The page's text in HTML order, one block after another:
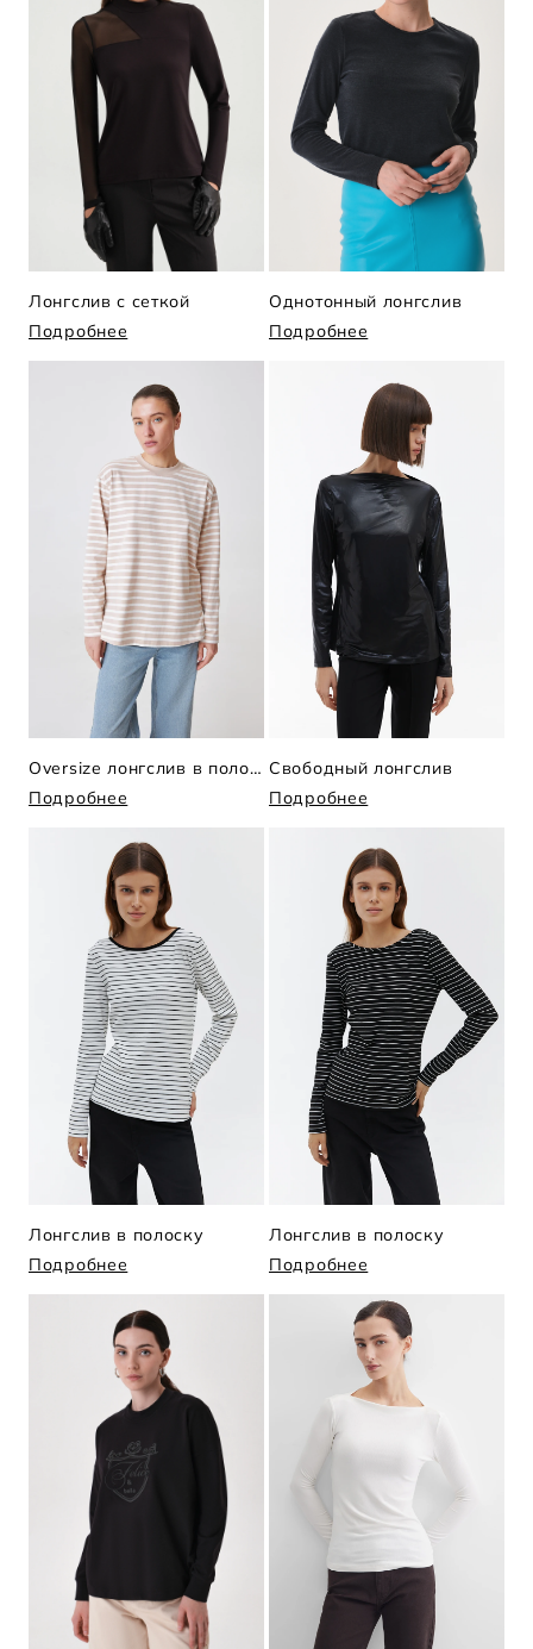
Лонгслив с сеткой
Подробнее
Однотонный лонгслив
Подробнее
Oversize лонгслив в полоску
Подробнее
Свободный лонгслив
Подробнее
Лонгслив в полоску
Подробнее
Лонгслив в полоску
Подробнее